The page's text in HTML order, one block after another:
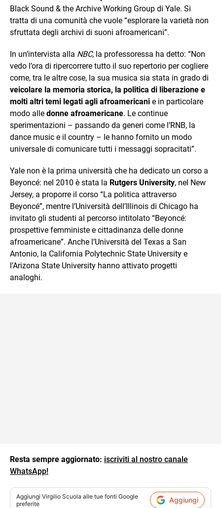
Black Sound & the Archive Working Group di Yale. Si
tratta di una comunità che vuole “esplorare la varietà non
sfruttata degli archivi di suoni afroamericani”.
In un’intervista alla NBC, la professoressa ha detto: “Non
vedo l’ora di ripercorrere tutto il suo repertorio per cogliere
come, tra le altre cose, la sua musica sia stata in grado di
veicolare la memoria storica, la politica di liberazione e
molti altri temi legati agli afroamericani e in particolare
modo alle donne afroamericane. Le continue
sperimentazioni – passando da generi come l’RNB, la
dance music e il country – le hanno fornito un modo
universale di comunicare tutti i messaggi sopracitati”.
Yale non è la prima università che ha dedicato un corso a
Beyoncé: nel 2010 è stata la Rutgers University, nel New
Jersey, a proporre il corso “La politica attraverso
Beyoncé”, mentre l’Università dell’Illinois di Chicago ha
invitato gli studenti al percorso intitolato “Beyoncé:
prospettive femministe e cittadinanza delle donne
afroamericane”. Anche l’Università del Texas a San
Antonio, la California Polytechnic State University e
l’Arizona State University hanno attivato progetti
analoghi.
Resta sempre aggiornato: iscriviti al nostro canale
WhatsApp!
Aggiungi Virgilio Scuola alle tue fonti Google
preferite
Aggiungi